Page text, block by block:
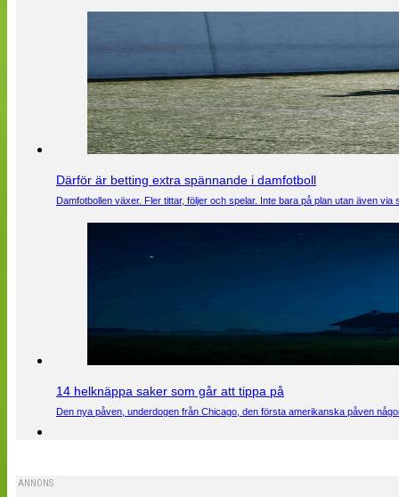
Därför är betting extra spännande i damfotboll
Damfotbollen växer. Fler tittar, följer och spelar. Inte bara på plan utan även
14 helknäppa saker som går att tippa på
Den nya påven, underdogen från Chicago, den första amerikanska påven
ANNONS